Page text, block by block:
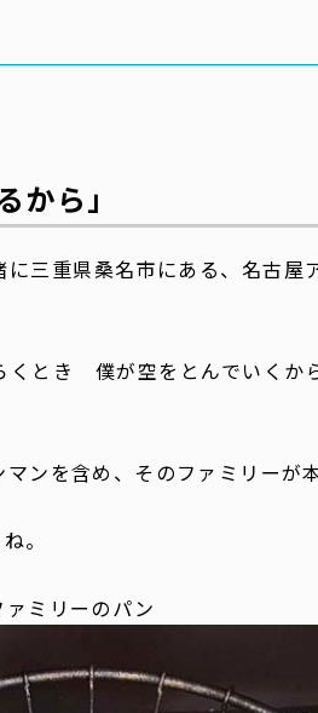
から」
三重県桑名市にある、名古屋
とき 僕が空をとんでいくか
ンを含め、そのファミリーが
。
ミリーのパン